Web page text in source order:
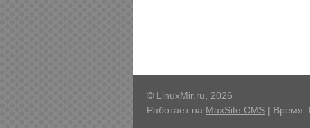
© LinuxMir.ru, 2026
Работает на MaxSite CMS | Время: